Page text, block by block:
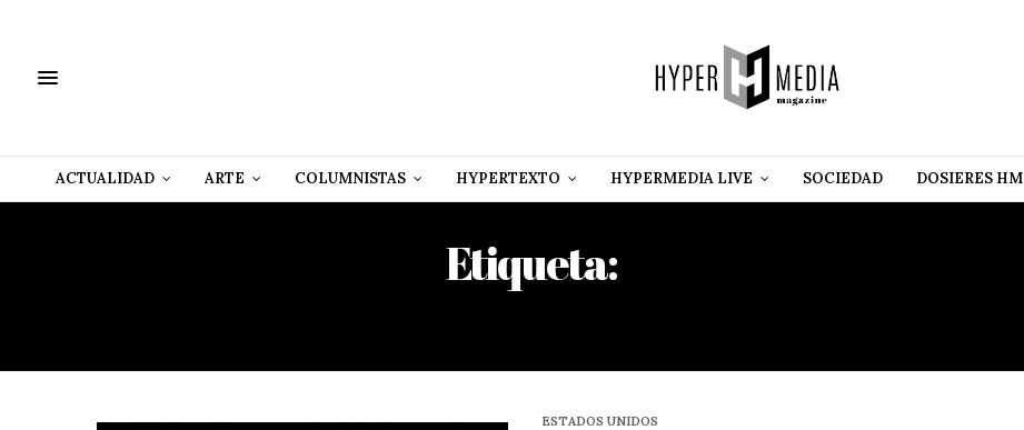
ACTUALIDAD ARTE COLUMNISTAS HYPERTEXTO HYPERMEDIA LIVE SOCIEDAD DOSIERES HM
Etiqueta:
ESTADOS UNIDOS